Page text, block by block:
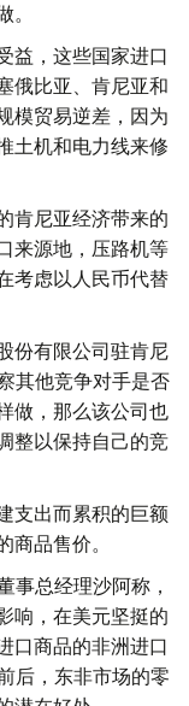
益，这些国家进口
俄比亚、肯尼亚和
模贸易逆差，因为
土机和电力线来修
肯尼亚经济带来的
来源地，压路机等
考虑以人民币代替
份有限公司驻肯尼
其他竞争对手是否
做，那么该公司也
整以保持自己的竞
支出而累积的巨额
品售价。
总经理沙阿称，
响，在美元坚挺的
口商品的非洲进口
后，东非市场的零